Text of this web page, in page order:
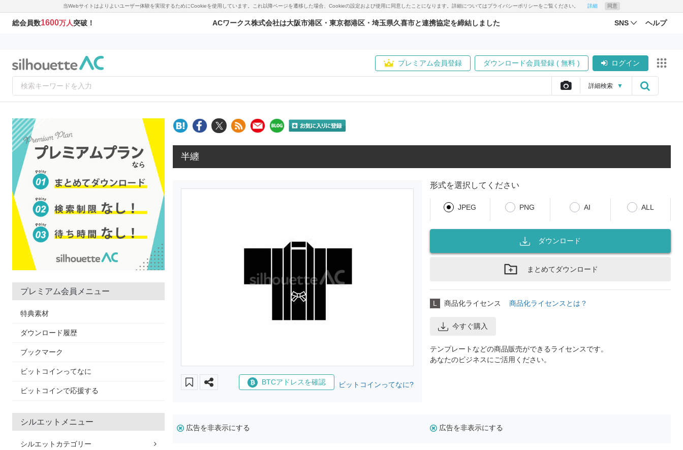
当Webサイトはよりよいユーザー体験を実現するためにCookieを使用しています。これ以降ページを遷移した場合、Cookieの設定および使用に同意したことになります。詳細についてはプライバシーポリシーをご覧ください。 詳細 同意
総会員数1600万人突破！ ACワークス株式会社は大阪市港区・東京都港区・埼玉県久喜市と連携協定を締結しました SNS ヘルプ
プレミアム会員登録 ダウンロード会員登録 ( 無料 ) ログイン
詳細検索 ▼
プレミアム会員メニュー
特典素材
ダウンロード履歴
ブックマーク
ビットコインってなに
ビットコインで応援する
シルエットメニュー
シルエットカテゴリー
半纏
BTCアドレスを確認 ビットコインってなに?
形式を選択してください
JPEG PNG AI ALL
ダウンロード
まとめてダウンロード
L 商品化ライセンス 商品化ライセンスとは？
今すぐ購入
テンプレートなどの商品販売ができるライセンスです。
あなたのビジネスにご活用ください。
広告を非表示にする 広告を非表示にする